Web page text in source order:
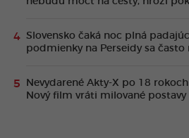
Slovensko čaká noc plná
podmienky na Perseidy sa často
Nevydarené Akty-X po 18
Nový film vráti milované postavy